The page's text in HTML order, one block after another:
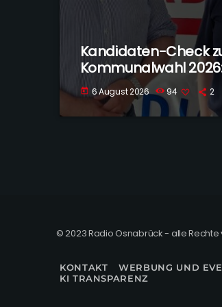
Kandidaten-Check
Kommunalwahl
Georgsmarienhütte
today 6 August 2026 94 2
© 2023 Radio Osnabrück - alle
KONTAKT WERBUNG UND
KI TRANSPARENZ